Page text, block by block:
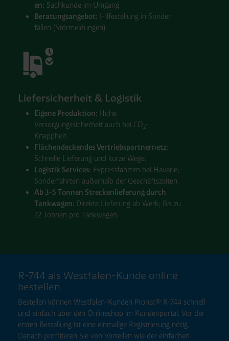
en: Sachkunde im Umgang.
Beratungsangebot: Hilfestellung in Sonder
fällen (Störmeldungen).
Liefersicherheit & Logistik
Eigene Produktion: Hohe
Versorgungssicherheit auch bei CO2-
Knappheit.
Flächendeckendes Vertriebspartnernetz:
Schnelle Lieferung und kurze Wege.
Logistik Services: Expressfahrten bei Havarie;
Sonderfahrten außerhalb der Geschäftszeiten.
Ab 3-5 Tonnen Strecken lieferung durch
Tankwagen: Direkte Lieferung ab Werk; Bis zu
22 Tonnen pro Tankwagen.
R-744 als Westfalen-Kunde online
bestellen
Bestellen können Westfalen-Kunden Pronat® R-744 schnell
und einfach über den Onlineshop im Kundenportal. Vor der
ersten Bestellung ist eine einmalige Registrierung nötig.
Danach profitieren Sie von Vorteilen wie der einfachen